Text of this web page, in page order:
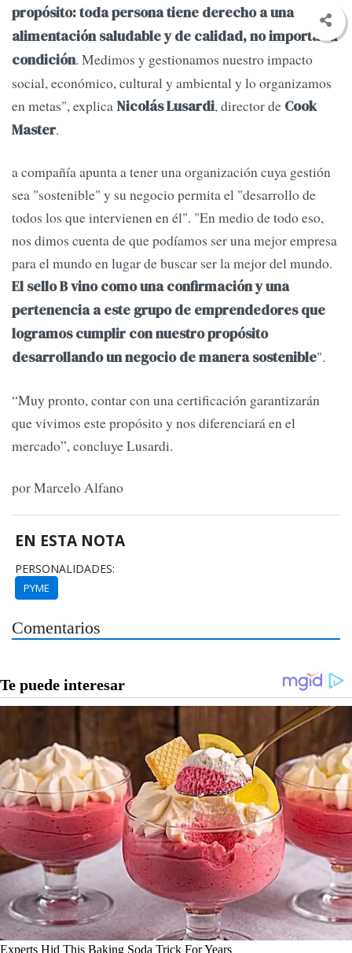
propósito: toda persona tiene derecho a una
alimentación saludable y de calidad, no importa su
condición. Medimos y gestionamos nuestro impacto
social, económico, cultural y ambiental y lo organizamos
en metas", explicaNicolás Lusardi, director de Cook
Master.
a compañía apunta a tener una organización cuya gestión
sea "sostenible" y su negocio permita el "desarrollo de
todos los que intervienen en él". "En medio de todo eso,
nos dimos cuenta de que podíamos ser una mejor empresa
para el mundo en lugar de buscar ser la mejor del mundo.
El sello B vino como una confirmación y una
pertenencia a este grupo de emprendedores que
logramos cumplir con nuestro propósito
desarrollando un negocio de manera sostenible".
“Muy pronto, contar con una certificación garantizarán
que vivimos este propósito y nos diferenciará en el
mercado”, concluye Lusardi.
por Marcelo Alfano
EN ESTA NOTA
PERSONALIDADES:
PYME
Comentarios